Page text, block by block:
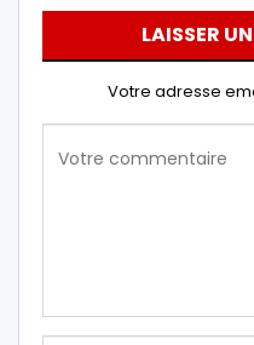
LAISSER
Votre adresse